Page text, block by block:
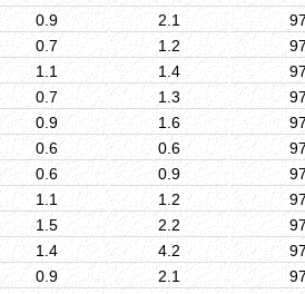
0.9 2.1
0.7 1.2
1.1 1.4
0.7 1.3
0.9 1.6
0.6 0.6
0.6 0.9
1.1 1.2
1.5 2.2
1.4 4.2
0.9 2.1